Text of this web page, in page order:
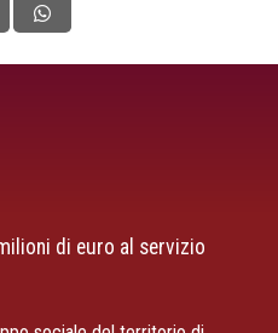
di euro al servizio